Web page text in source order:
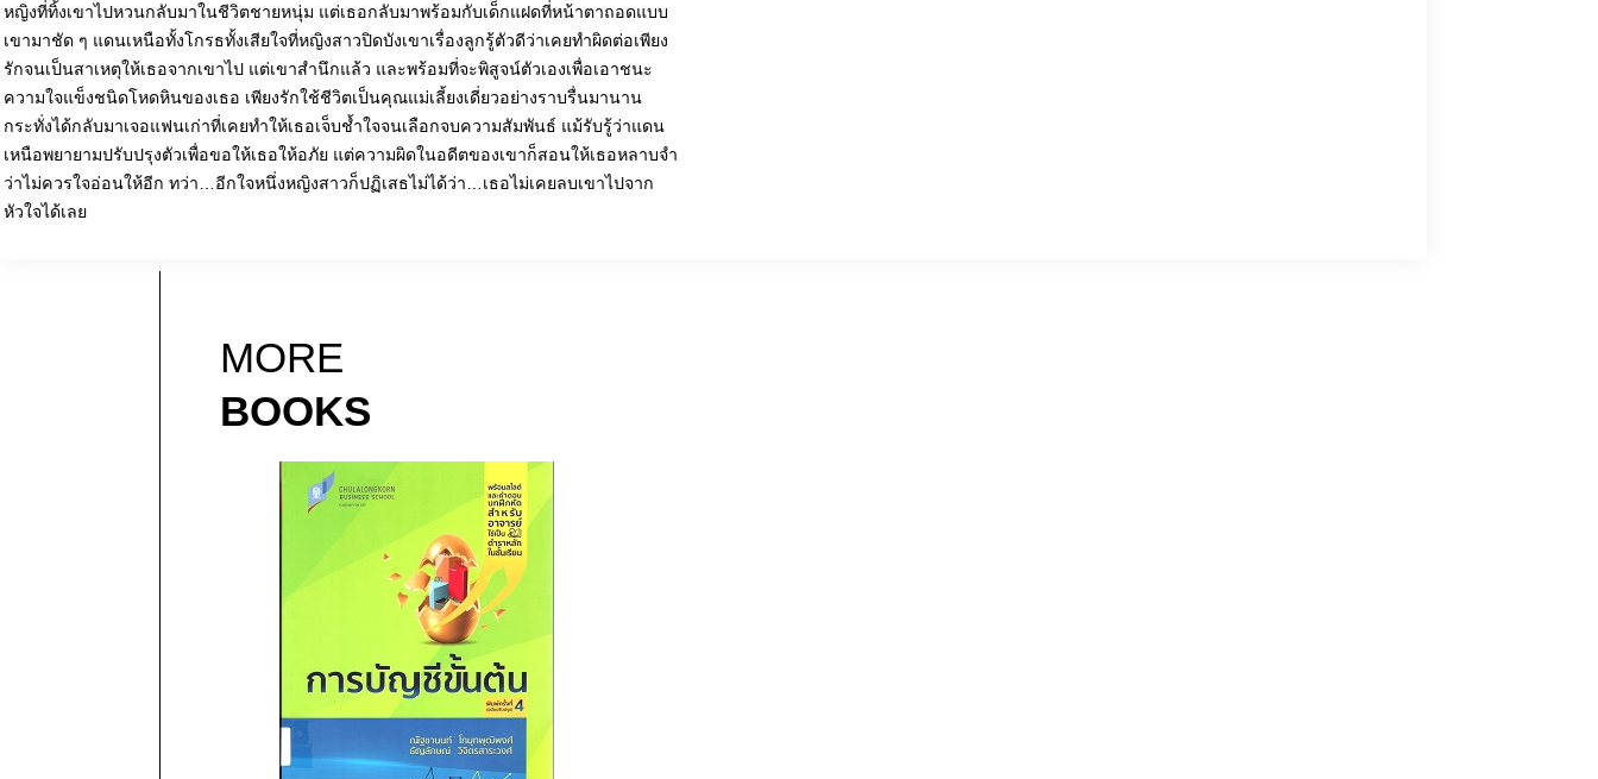
หญิงที่ทิ้งเขาไปหวนกลับมาในชีวิตชายหนุ่ม แต่เธอกลับมาพร้อมกับเด็กแฝดที่หน้าตาถอดแบบ
เขามาชัด ๆ แดนเหนือทั้งโกรธทั้งเสียใจที่หญิงสาวปิดบังเขาเรื่องลูกรู้ตัวดีว่าเคยทำผิดต่อเพียง
รักจนเป็นสาเหตุให้เธอจากเขาไป แต่เขาสำนึกแล้ว และพร้อมที่จะพิสูจน์ตัวเองเพื่อเอาชนะ
ความใจแข็งชนิดโหดหินของเธอ เพียงรักใช้ชีวิตเป็นคุณแม่เลี้ยงเดี่ยวอย่างราบรื่นมานาน
กระทั่งได้กลับมาเจอแฟนเก่าที่เคยทำให้เธอเจ็บช้ำใจจนเลือกจบความสัมพันธ์ แม้รับรู้ว่าแดน
เหนือพยายามปรับปรุงตัวเพื่อขอให้เธอให้อภัย แต่ความผิดในอดีตของเขาก็สอนให้เธอหลาบจำ
ว่าไม่ควรใจอ่อนให้อีก ทว่า…อีกใจหนึ่งหญิงสาวก็ปฏิเสธไม่ได้ว่า…เธอไม่เคยลบเขาไปจาก
หัวใจได้เลย
MORE
BOOKS